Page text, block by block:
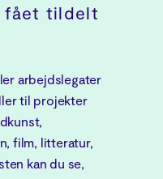
fået tildelt
arbejdslegater
til projekter
film, litteratur,
kan du se,